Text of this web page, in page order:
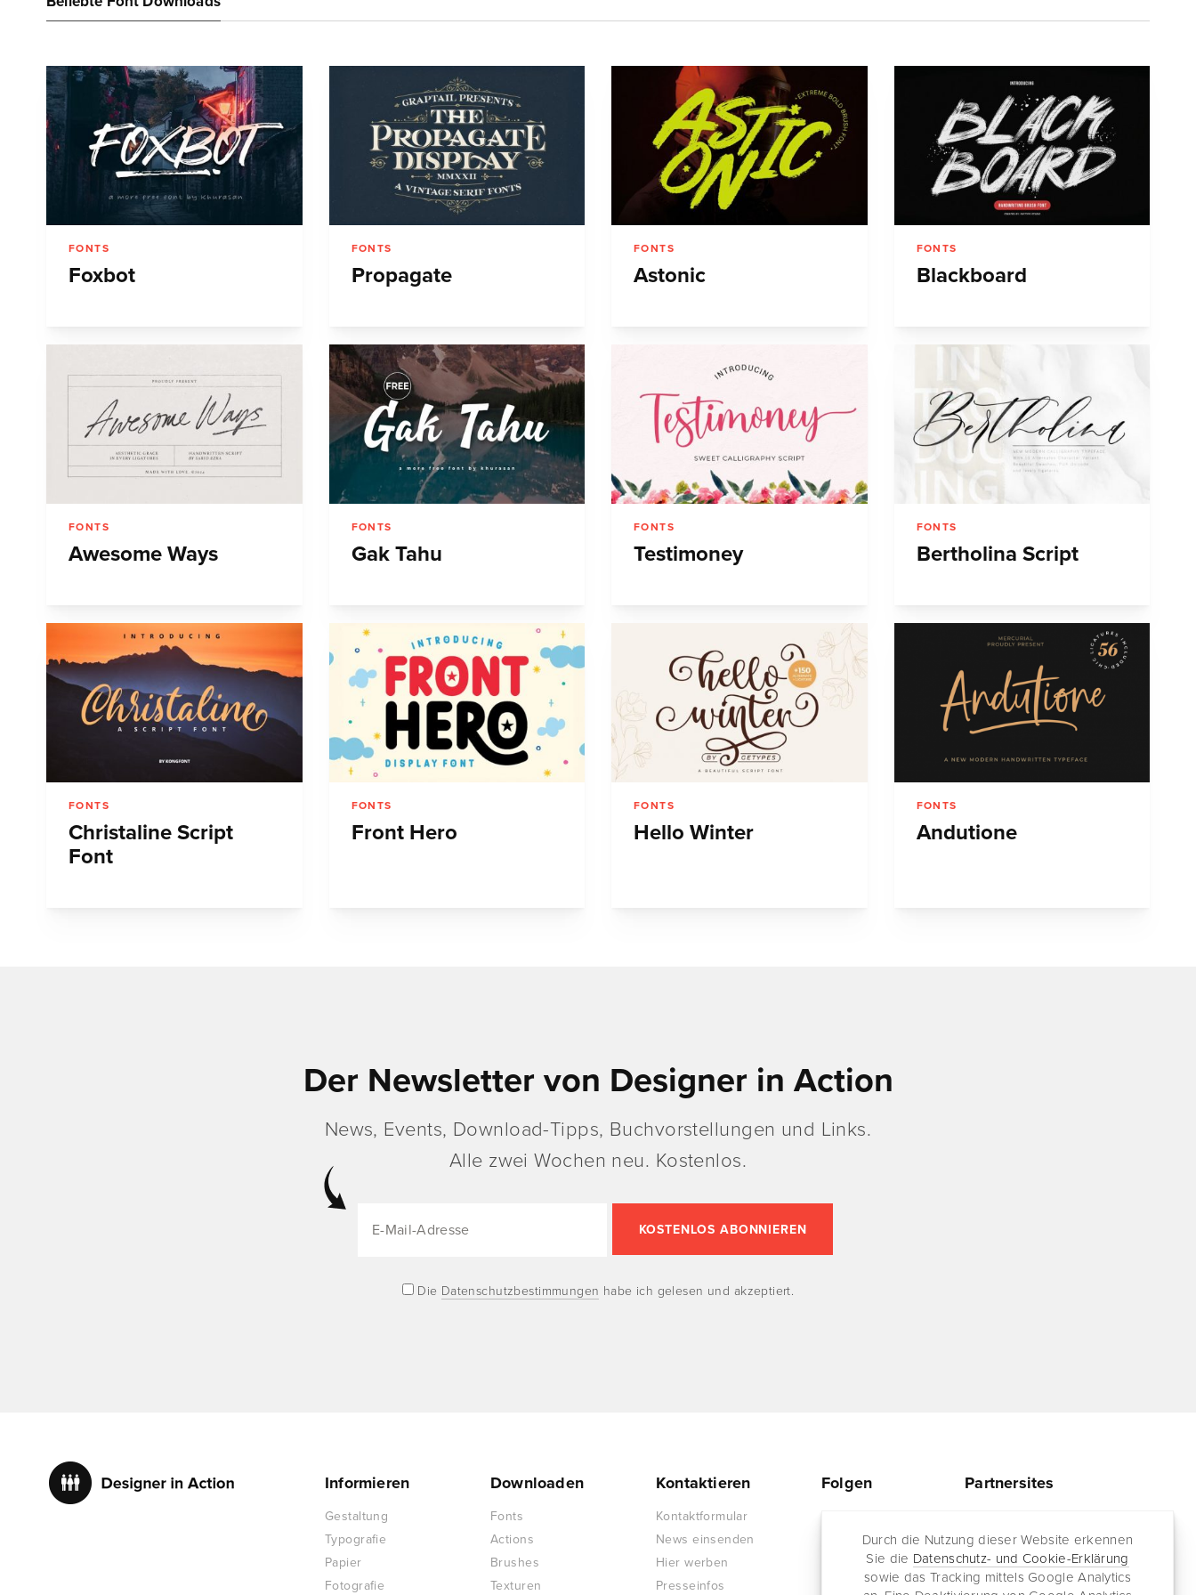
Durch die Nutzung dieser Website erkennen
Sie die Datenschutz- und Cookie-Erklärung
sowie das Tracking mittels Google Analytics
FONTS
Foxbot
FONTS
Propagate
FONTS
Astonic
FONTS
Blackboard
FONTS
Awesome Ways
FONTS
Gak Tahu
FONTS
Testimoney
FONTS
Bertholina Script
FONTS
Christaline Script
Font
FONTS
Front Hero
FONTS
Hello Winter
FONTS
Andutione
Der Newsletter von Designer in Action
News, Events, Download-Tipps, Buchvorstellungen und Links.
Alle zwei Wochen neu. Kostenlos.
Die Datenschutzbestimmungen habe ich gelesen und akzeptiert.
Informieren
Gestaltung
Typografie
Papier
Fotografie
Downloaden
Fonts
Actions
Brushes
Texturen
Kontaktieren
Kontaktformular
News einsenden
Hier werben
Presseinfos
Folgen
Facebook
RSS-Feed
Newsletter
Partnersites
Jazz for me